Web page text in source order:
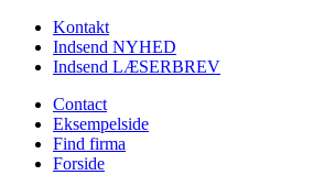
Kontakt
Indsend NYHED
Indsend LÆSERBREV
Contact
Eksempelside
Find firma
Forside